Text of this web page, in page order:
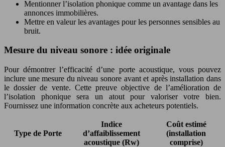
Mentionner l’isolation phonique comme un avantage dans les
annonces immobilières.
Mettre en valeur les avantages pour les personnes sensibles au
bruit.
Mesure du niveau sonore : idée originale
Pour démontrer l’efficacité d’une porte acoustique, vous pouvez
inclure une mesure du niveau sonore avant et après installation dans
le dossier de vente. Cette preuve objective de l’amélioration de
l’isolation phonique sera un atout pour valoriser votre bien.
Fournissez une information concrète aux acheteurs potentiels.
Type de Porte
Indice
d’affaiblissement
acoustique (Rw)
Coût estimé
(installation
comprise)